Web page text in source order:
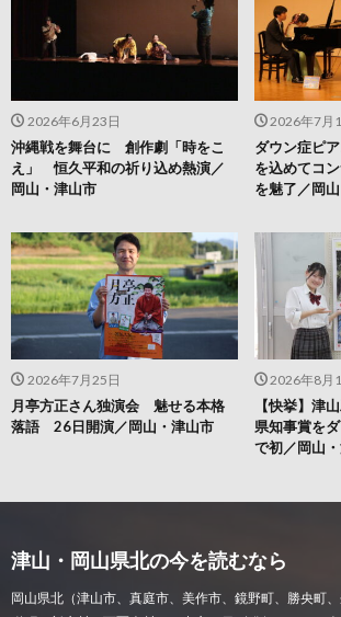
2026年8月
【快挙】津
県知事賞を
で初／岡山
2026年7月25日
月亭方正さん独演会 魅せる本格
落語 26日開演／岡山・津山市
2026年7月
ダウン症ピ
を込めてコ
を魅了／岡
2026年6月23日
沖縄戦を舞台に 創作劇「時をこ
え」 恒久平和の祈り込め熱演／
岡山・津山市
津山・岡山県北の今を読むなら
岡山県北（津山市、真庭市、美作市、鏡野町、勝央町